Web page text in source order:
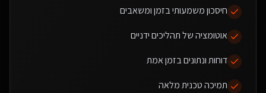
חיסכון משמעותי בזמן ומשאבים
אוטומציה של תהליכים ידניים
דוחות ונתונים בזמן אמת
תמיכה טכנית מלאה